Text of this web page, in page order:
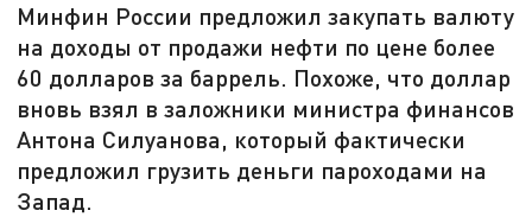
Минфин России предложил закупать валюту
на доходы от продажи нефти по цене более
60 долларов за баррель. Похоже, что доллар
вновь взял в заложники министра финансов
Антона Силуанова, который фактически
предложил грузить деньги пароходами на
Запад.